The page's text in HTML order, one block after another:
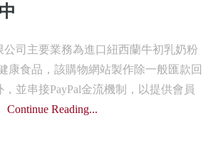
公司主要業務為進口紐西蘭牛初乳奶粉
康食品，該購物網站製作除一般匯款回
並串接PayPal金流機制，以提供會員
Continue Reading...